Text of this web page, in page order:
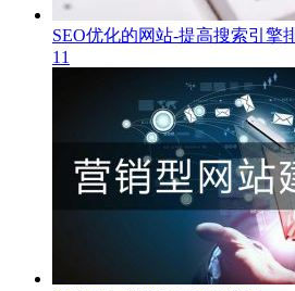
SEO优化的网站-提高搜索引擎
11